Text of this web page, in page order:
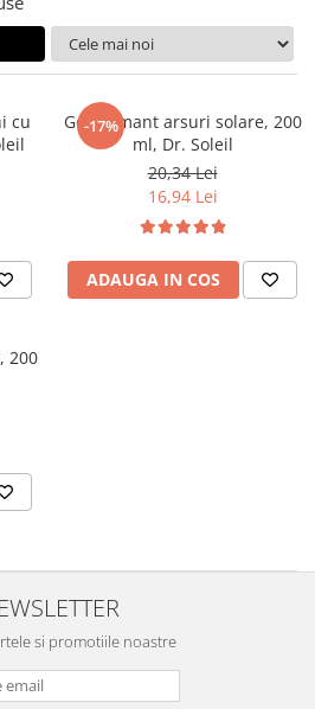
cu
-17%
Gel calmant arsuri solare, 200
ml, Dr. Soleil
20,34 Lei
16,94 Lei
ADAUGA IN COS
200
si promotiile noastre